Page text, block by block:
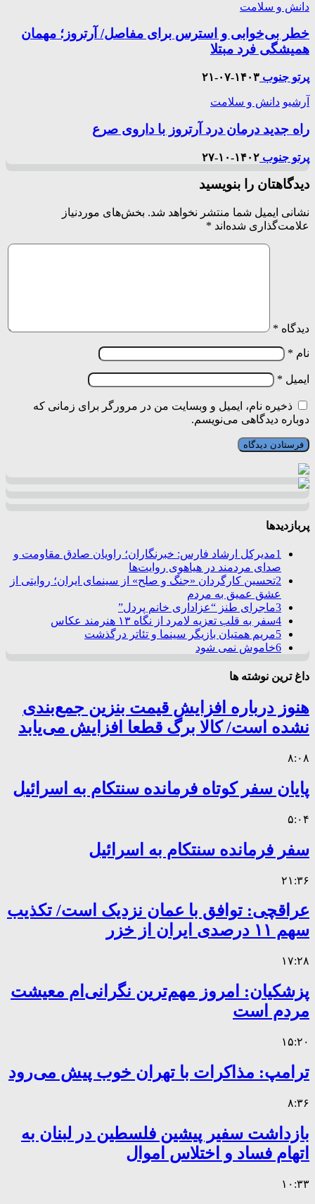
دانش و سلامت
خطر بی‌خوابی و استرس برای مفاصل/ آرتروز؛ مهمان
همیشگی فرد مبتلا
پرتو جنوب ۱۴۰۳-۰۷-۲۱
آرشیو دانش و سلامت
راه جدید درمان درد آرتروز با داروی صرع
پرتو جنوب ۱۴۰۲-۱۰-۲۷
دیدگاهتان را بنویسید
نشانی ایمیل شما منتشر نخواهد شد. بخش‌های موردنیاز
علامت‌گذاری شده‌اند *
دیدگاه *
نام *
ایمیل *
ذخیره نام، ایمیل و وبسایت من در مرورگر برای زمانی که
دوباره دیدگاهی می‌نویسم.
پربازدیدها
1مدیرکل ارشاد فارس: خبرنگاران؛ راویان صادق مقاومت و
صدای مردمند در هیاهوی روایت‌ها
2تحسین کارگردان «جنگ و صلح» از سینمای ایران؛ روایتی از
عشق عمیق به مردم
3ماجرای طنز “عزاداری خانم پردل”
4سفر به قلب تعزیه لامرد از نگاه ۱۳ هنرمند عکاس
5مریم همتیان بازیگر سینما و تئاتر درگذشت
6خاموش نمی شود
داغ ترین نوشته ها
هنوز درباره افزایش قیمت بنزین جمع‌بندی
نشده است/ کالا برگ قطعا افزایش می‌یابد
۸:۰۸
پایان سفر کوتاه فرمانده سنتکام به اسرائیل
۵:۰۴
سفر فرمانده سنتکام به اسرائیل
۲۱:۳۶
عراقچی: توافق با عمان نزدیک است/ تکذیب
سهم ۱۱ درصدی ایران از خزر
۱۷:۲۸
پزشکیان: امروز مهم‌ترین نگرانی‌ام معیشت
مردم است
۱۵:۲۰
ترامپ: مذاکرات با تهران خوب پیش می‌رود
۸:۳۶
بازداشت سفیر پیشین فلسطین در لبنان به
اتهام فساد و اختلاس اموال
۱۰:۳۳